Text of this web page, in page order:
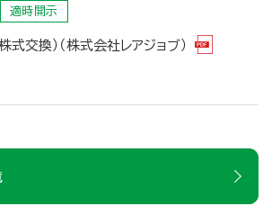
適時開示
交換）（株式会社レアジョブ）